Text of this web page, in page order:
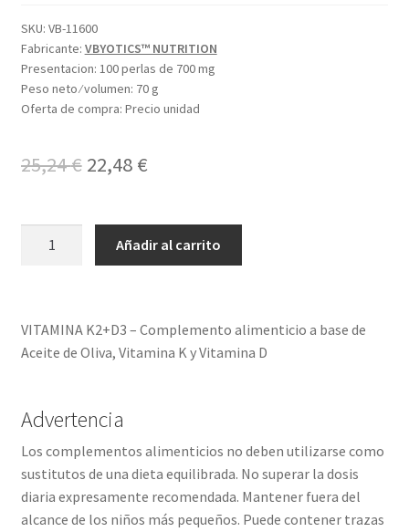
SKU: VB-11600
Fabricante: VBYOTICS™ NUTRITION
Presentacion: 100 perlas de 700 mg
Peso neto ⁄ volumen: 70 g
Oferta de compra: Precio unidad
25,24€ El
original
era:
22,48 €El
actual
es:
Añadir al carrito
VITAMINA K2+D3 – Complemento alimenticio a base de
Aceite de Oliva, Vitamina K y Vitamina D
Advertencia
Los complementos alimenticios no deben utilizarse como
sustitutos de una dieta equilibrada. No superar la dosis
diaria expresamente recomendada. Mantener fuera del
alcance de los niños más pequeños. Puede contener trazas